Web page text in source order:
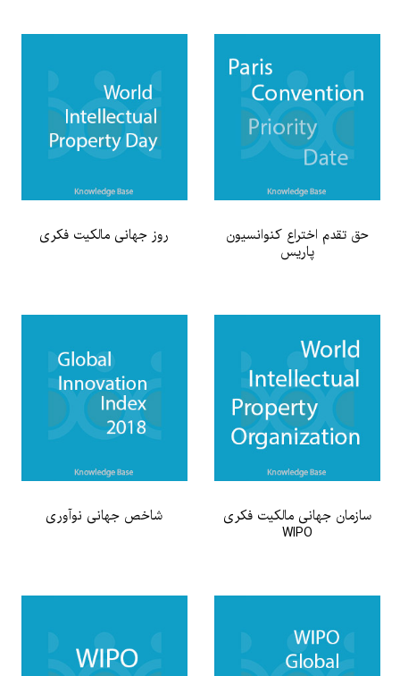
حق تقدم اختراع کنوانسیون
پاریس
روز جهانی مالکیت فکری
سازمان‌ جهانی مالکیت فکری
WIPO
شاخص جهانی نوآوری